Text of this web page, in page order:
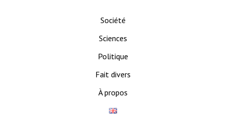
Société
Sciences
Politique
Fait divers
À propos